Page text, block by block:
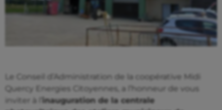
Le Conseil d’Administration de la coopérative Midi
Quercy Energies Citoyennes, a l’honneur de vous
inviter à l’
inauguration de la centrale